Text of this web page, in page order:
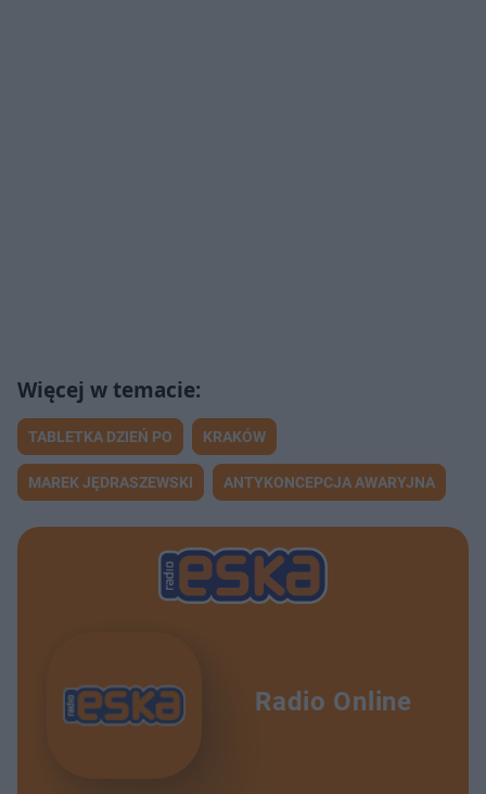
TABLETKA DZIEŃ PO KRAKÓW
MAREK JĘDRASZEWSKI ANTYKONCEPCJA AWARYJNA
Radio Online